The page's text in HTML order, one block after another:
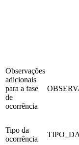
Observações
adicionais
para a fase
de
ocorrência
Tipo da
ocorrência